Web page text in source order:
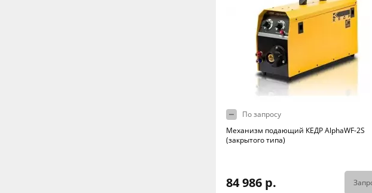
По запросу
Механизм подающий КЕДР AlphaWF-2S
(закрытого типа)
84 986 р.